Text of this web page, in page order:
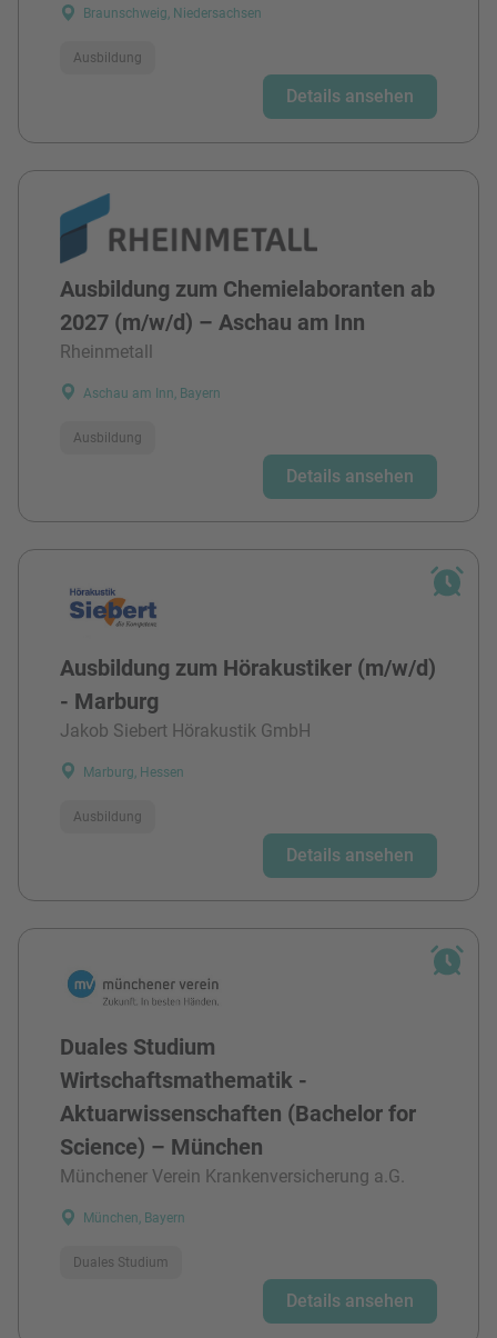
Braunschweig, Niedersachsen
Ausbildung
Details ansehen
Ausbildung zum Chemielaboranten ab
2027 (m/w/d) – Aschau am Inn
Rheinmetall
Aschau am Inn, Bayern
Ausbildung
Details ansehen
Ausbildung zum Hörakustiker (m/w/d)
- Marburg
Jakob Siebert Hörakustik GmbH
Marburg, Hessen
Ausbildung
Details ansehen
Duales Studium
Wirtschaftsmathematik -
Aktuarwissenschaften (Bachelor for
Science) – München
Münchener Verein Krankenversicherung a.G.
München, Bayern
Duales Studium
Details ansehen